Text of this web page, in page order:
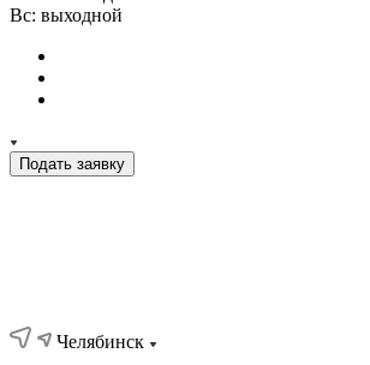
Вс: выходной
Подать заявку
Челябинск